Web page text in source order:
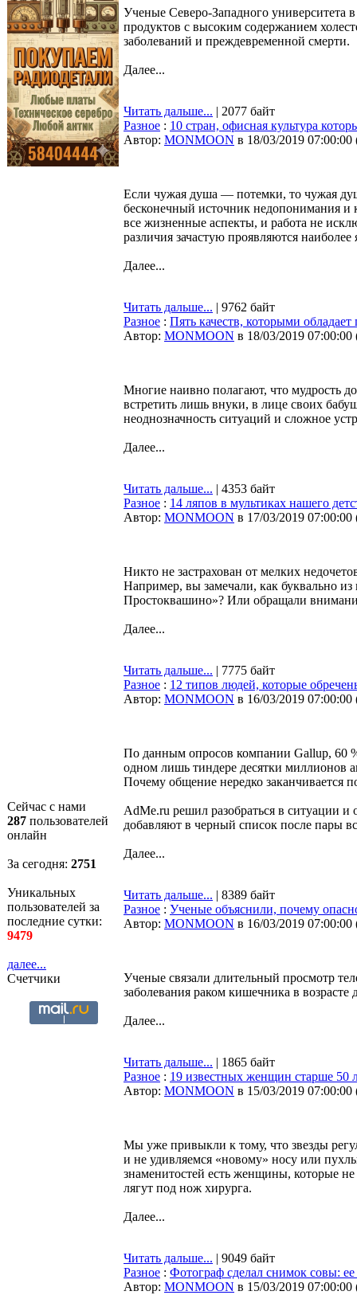
Сейчас с нами
287 пользователей
онлайн
За сегодня: 2751
Уникальных
пользователей за
последние сутки:
9479
далее...
Счетчики
Ученые Северо-Западного
продуктов с высоким содержанием
заболеваний и преждевременной смерти.
Далее...
Читать дальше... | 2077 байт
Разное : 10 стран, офисная культура
Автор: MONMOON в 18/03/2019 07:00:00
Если чужая душа — потемки, то чужая
бесконечный источник недопонимания и
все жизненные аспекты, и работа не
различия зачастую проявляются наиболее
Далее...
Читать дальше... | 9762 байт
Разное : Пять качеств, которыми
Автор: MONMOON в 18/03/2019 07:00:00
Многие наивно полагают, что мудрость
встретить лишь внуки, в лице своих
неоднозначность ситуаций и сложное
Далее...
Читать дальше... | 4353 байт
Разное : 14 ляпов в мультиках нашего
Автор: MONMOON в 17/03/2019 07:00:00
Никто не застрахован от мелких
Например, вы замечали, как буквально из
Простоквашино»? Или обращали
Далее...
Читать дальше... | 7775 байт
Разное : 12 типов людей, которые
Автор: MONMOON в 16/03/2019 07:00:00
По данным опросов компании Gallup, 60
одном лишь тиндере десятки миллионов
Почему общение нередко заканчивается
AdMe.ru решил разобраться в ситуации
добавляют в черный список после пары
Далее...
Читать дальше... | 8389 байт
Разное : Ученые объяснили, почему
Автор: MONMOON в 16/03/2019 07:00:00
Ученые связали длительный просмотр
заболевания раком кишечника в
Далее...
Читать дальше... | 1865 байт
Разное : 19 известных женщин старше 50
Автор: MONMOON в 15/03/2019 07:00:00
Мы уже привыкли к тому, что звезды
и не удивляемся «новому» носу или
знаменитостей есть женщины, которые не
лягут под нож хирурга.
Далее...
Читать дальше... | 9049 байт
Разное : Фотограф сделал снимок совы:
Автор: MONMOON в 15/03/2019 07:00:00